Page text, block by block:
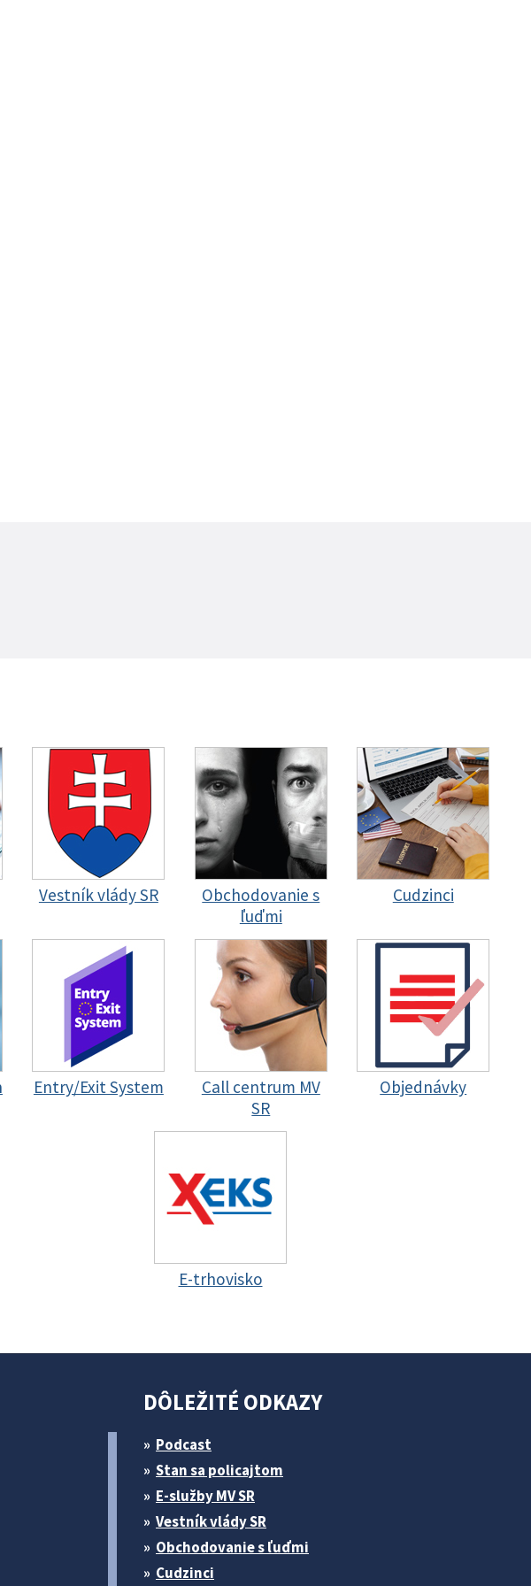
Vestník vlády SR
Obchodovanie s
ľuďmi
Cudzinci
Entry/Exit System
Call centrum MV
SR
Objednávky
E-trhovisko
DÔLEŽITÉ ODKAZY
Podcast
Stan sa policajtom
E-služby MV SR
Vestník vlády SR
Obchodovanie s ľuďmi
Cudzinci